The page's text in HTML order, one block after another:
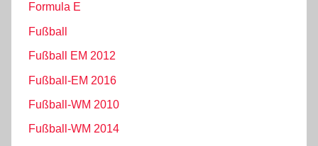
Formula E
Fußball
Fußball EM 2012
Fußball-EM 2016
Fußball-WM 2010
Fußball-WM 2014